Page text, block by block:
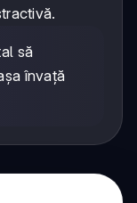
să
învață